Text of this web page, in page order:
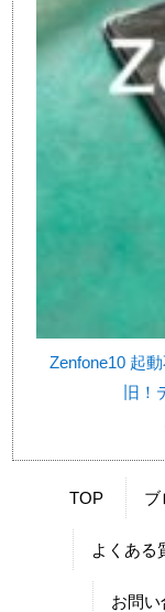
Zenfone10 起
旧！
TOP ブ
よくある
お問い